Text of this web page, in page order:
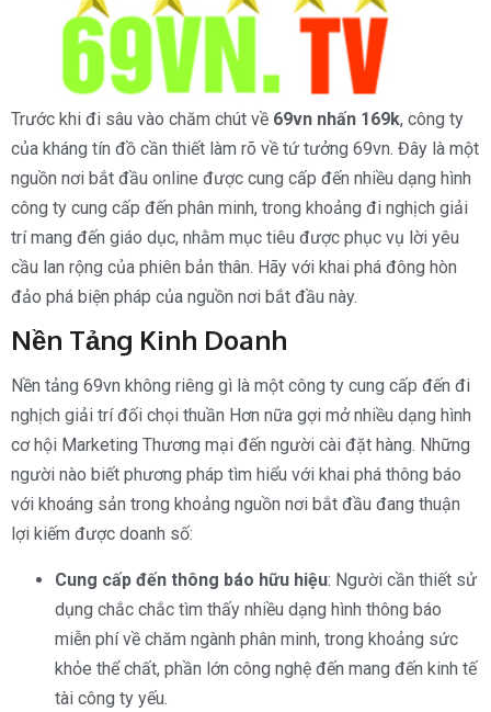
Trước khi đi sâu vào chăm chút về 69vn nhấn 169k, công ty
của kháng tín đồ cần thiết làm rõ về tứ tưởng 69vn. Đây là một
nguồn nơi bắt đầu online được cung cấp đến nhiều dạng hình
công ty cung cấp đến phân minh, trong khoảng đi nghịch giải
trí mang đến giáo dục, nhằm mục tiêu được phục vụ lời yêu
cầu lan rộng của phiên bản thân. Hãy với khai phá đông hòn
đảo phá biện pháp của nguồn nơi bắt đầu này.
Nền Tảng Kinh Doanh
Nền tảng 69vn không riêng gì là một công ty cung cấp đến đi
nghịch giải trí đối chọi thuần Hơn nữa gợi mở nhiều dạng hình
cơ hội Marketing Thương mại đến người cài đặt hàng. Những
người nào biết phương pháp tìm hiểu với khai phá thông báo
với khoáng sản trong khoảng nguồn nơi bắt đầu đang thuận
lợi kiếm được doanh số:
Cung cấp đến thông báo hữu hiệu: Người cần thiết sử
dụng chắc chắc tìm thấy nhiều dạng hình thông báo
miễn phí về chăm ngành phân minh, trong khoảng sức
khỏe thể chất, phần lớn công nghệ đến mang đến kinh tế
tài công ty yếu.